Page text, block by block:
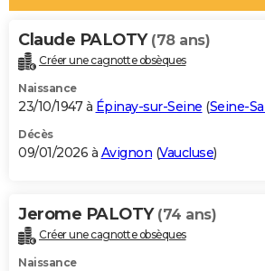
Alimentation
Guide de la santé
Maladies
Médicaments
Sommeil
VOYAGE
Destinations
City break
Voyage nature
Voyage de noces
Forum
Climat
+PHOTO
GUIDES D'ACHAT
BONS PLANS
Carte de Noël
Carte Bonne année
Carte Saint-Valentin
Carte Pâques
Carte d'anniversaire
DICTIONNAIRE
Dictionnaire
Biographies
Citations
Expressions
Proverbes
PROGRAMME TV
Claude PALOTY (78 ans)
Créer une cagnotte obsèques
Naissance
23/10/1947 à Épinay-sur-Seine (Seine-
Décès
09/01/2026 à Avignon (Vaucluse)
Jerome PALOTY (74 ans)
Créer une cagnotte obsèques
Naissance